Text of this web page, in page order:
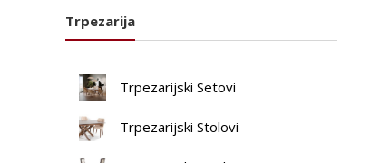
Trpezarija
Trpezarijski Setovi
Trpezarijski Stolovi